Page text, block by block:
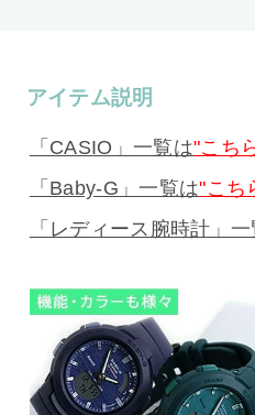
アイテム説明
「CASIO」一覧は"こち
「Baby-G」一覧は"こち
「レディース腕時計」